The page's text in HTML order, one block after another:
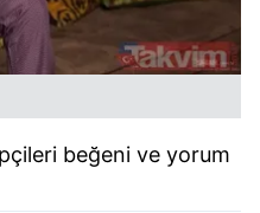
beğeni ve yorum